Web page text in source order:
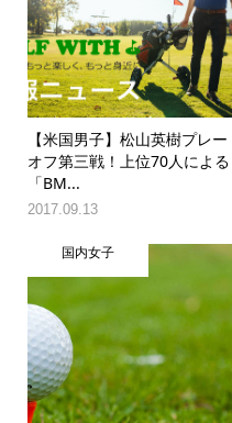
【米国男子】松山英樹プレー
オフ第三戦！上位70人による
「BM...
2017.09.13
国内女子